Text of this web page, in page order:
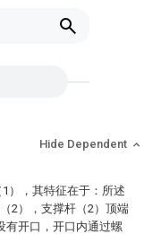
Hide Dependent
），其特征在于：所述
2），支撑杆（2）顶端
有开口，开口内通过螺